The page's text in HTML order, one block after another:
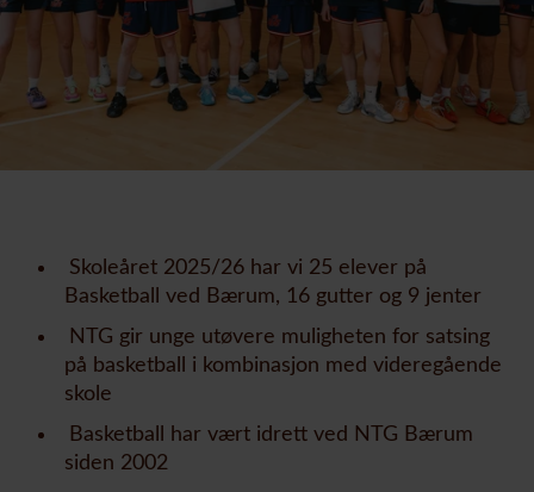
Skoleåret 2025/26 har vi 25 elever på
Basketball ved Bærum, 16 gutter og 9 jenter
NTG gir unge utøvere muligheten for satsing
på basketball i kombinasjon med videregående
skole
Basketball har vært idrett ved NTG Bærum
siden 2002